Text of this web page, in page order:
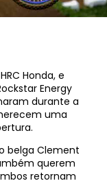
Honda, e
Energy
durante a
uma
belga Clement
querem
retornam